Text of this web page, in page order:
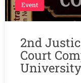
Event
2nd
Court
University